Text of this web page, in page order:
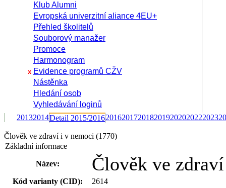
Klub Alumni
Evropská univerzitní aliance 4EU+
Přehled školitelů
Souborový manažer
Promoce
Harmonogram
x Evidence programů CŽV
Nástěnka
Hledání osob
Vyhledávání loginů
20132014Detail 2015/20162016201720182019202020222023
Člověk ve zdraví i v nemoci (1770)
Základní informace
Název: Člověk ve
Kód varianty (CID): 2614